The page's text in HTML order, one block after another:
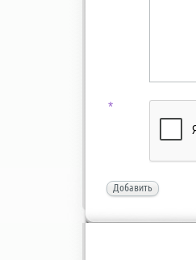
*
Добавить